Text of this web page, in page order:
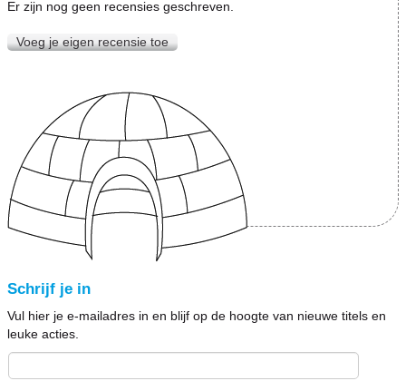
Er zijn nog geen recensies geschreven.
Voeg je eigen recensie toe
Schrijf je in
Vul hier je e-mailadres in en blijf op de hoogte van nieuwe titels en
leuke acties.